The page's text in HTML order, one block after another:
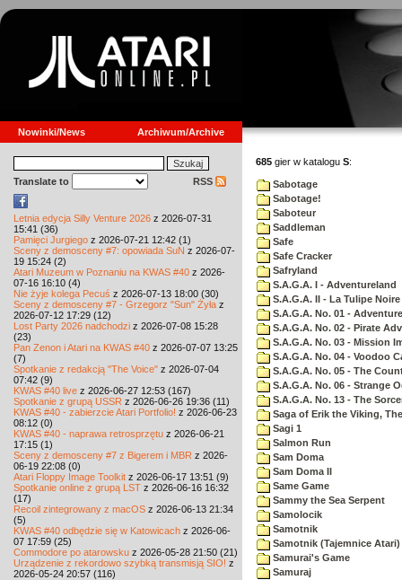
Nowinki/News Archiwum/Archive
Translate to RSS
Letnia edycja Silly Venture 2026 z 2026-07-31
15:41 (36)
Pamięci Jurgiego z 2026-07-21 12:42 (1)
Sceny z demosceny #7: opowiada SuN z 2026-07-
19 15:24 (2)
Atari Muzeum w Poznaniu na KWAS #40 z 2026-
07-16 16:10 (4)
Nie żyje kolega Pecuś z 2026-07-13 18:00 (30)
Sceny z demosceny #7 - Grzegorz "Sun" Żyła z
2026-07-12 17:29 (12)
Lost Party 2026 nadchodzi z 2026-07-08 15:28
(23)
Pan Zenon i Atari na KWAS #40 z 2026-07-07 13:25
(7)
Spotkanie z redakcją "The Voice" z 2026-07-04
07:42 (9)
KWAS #40 live z 2026-06-27 12:53 (167)
Spotkanie z grupą USSR z 2026-06-26 19:36 (11)
KWAS #40 - zabierzcie Atari Portfolio! z 2026-06-23
08:12 (0)
KWAS #40 - naprawa retrosprzętu z 2026-06-21
17:15 (1)
Sceny z demosceny #7 z Bigerem i MBR z 2026-
06-19 22:08 (0)
Atari Floppy Image Toolkit z 2026-06-17 13:51 (9)
Spotkanie online z grupą LST z 2026-06-16 16:32
(17)
Recoil zintegrowany z macOS z 2026-06-13 21:34
(5)
KWAS #40 odbędzie się w Katowicach z 2026-06-
07 17:59 (25)
Commodore po atarowsku z 2026-05-28 21:50 (21)
Urządzenie z rekordowo szybką transmisją SIO! z
2026-05-24 20:57 (116)
685 gier w katalogu S:
Sabotage
Sabotage!
Saboteur
Saddleman
Safe
Safe Cracker
Safryland
S.A.G.A. I - Adventureland
S.A.G.A. II - La Tulipe Noire
S.A.G.A. No. 01 -
S.A.G.A. No. 02 - Pirate
S.A.G.A. No. 03 - Mission
S.A.G.A. No. 04 - Voodoo
S.A.G.A. No. 05 - The
S.A.G.A. No. 06 - Strange
S.A.G.A. No. 13 - The
Saga of Erik the Viking, The
Sagi 1
Salmon Run
Sam Doma
Sam Doma II
Same Game
Sammy the Sea Serpent
Samolocik
Samotnik
Samotnik (Tajemnice Atari)
Samurai's Game
Samuraj